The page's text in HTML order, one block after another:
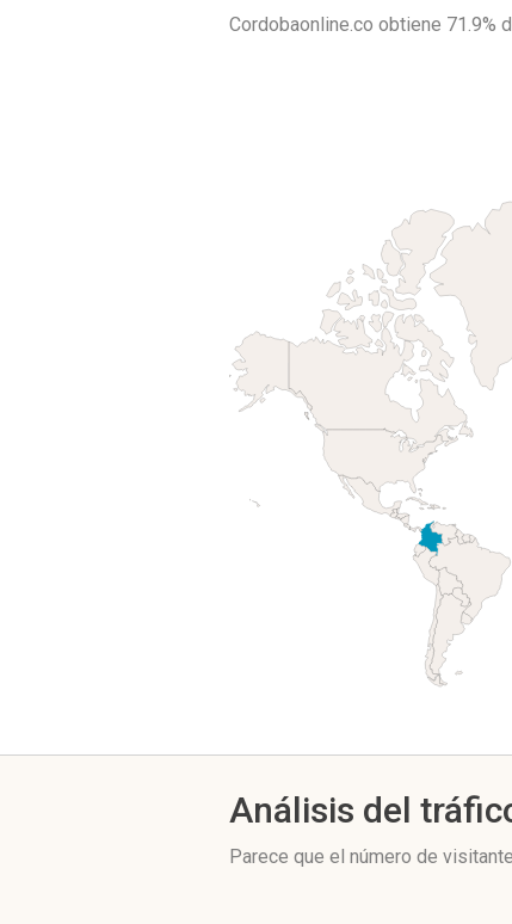
Cordobaonline.co obtiene 71.9%
Análisis del
Parece que el número de